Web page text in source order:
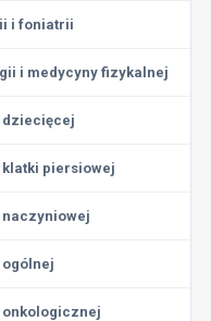
i foniatrii
i medycyny fizykalnej
piersiowej